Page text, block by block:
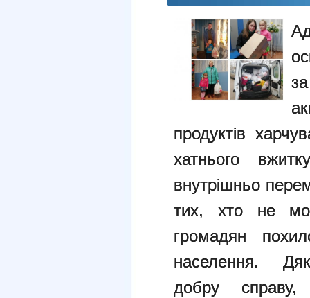
продуктів
хатнього
внутрішньо
тих, хто не
громадян
населення.
добру справу,